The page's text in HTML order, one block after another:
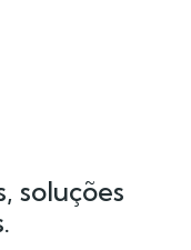
soluções